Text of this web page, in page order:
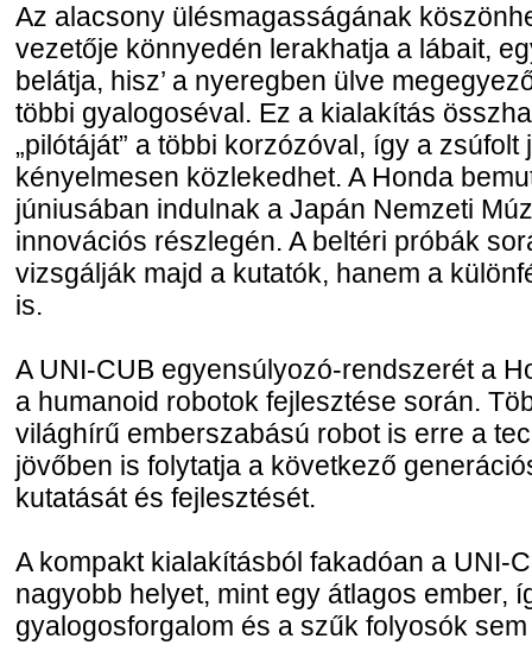
Az alacsony ülésmagasságának
vezetője könnyedén lerakhatja a lábait,
belátja, hisz’ a nyeregben ülve
többi gyalogoséval. Ez a kialakítás
„pilótáját” a többi korzózóval, így a
kényelmesen közlekedhet. A Honda
júniusában indulnak a Japán Nemzeti
innovációs részlegén. A beltéri próbák
vizsgálják majd a kutatók, hanem a
is.
A UNI-CUB egyensúlyozó-rendszerét a
a humanoid robotok fejlesztése során.
világhírű emberszabású robot is erre a
jövőben is folytatja a következő
kutatását és fejlesztését.
A kompakt kialakításból fakadóan a UNI-
nagyobb helyet, mint egy átlagos ember,
gyalogosforgalom és a szűk folyosók